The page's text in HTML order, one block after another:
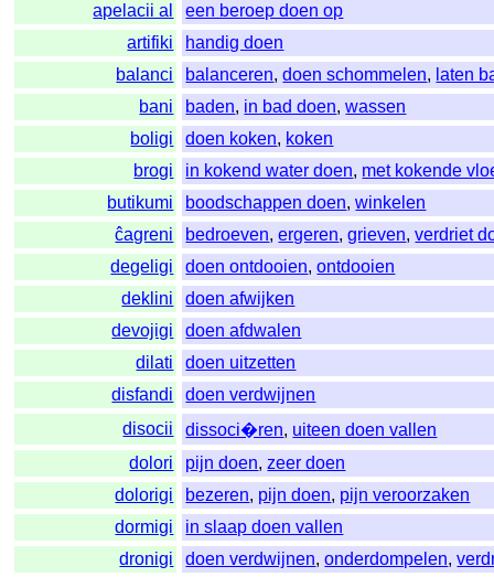
apelacii al
een beroep doen op
artifiki
handig doen
balanci
balanceren,doen schommelen, laten
bani
baden, in bad doen,wassen
boligi
doen koken, koken
brogi
in kokend water doen, met kokende
butikumi
boodschappen doen,winkelen
ĉagreni
bedroeven,ergeren,grieven,verdriet
degeligi
doen ontdooien,ontdooien
deklini
doen afwijken
devojigi
doen afdwalen
dilati
doen uitzetten
disfandi
doen verdwijnen
disocii
dissoci�ren, uiteen doen vallen
dolori
pijn doen,zeer doen
dolorigi
bezeren, pijn doen, pijn veroorzaken
dormigi
in slaap doen vallen
dronigi
doen verdwijnen,onderdompelen,